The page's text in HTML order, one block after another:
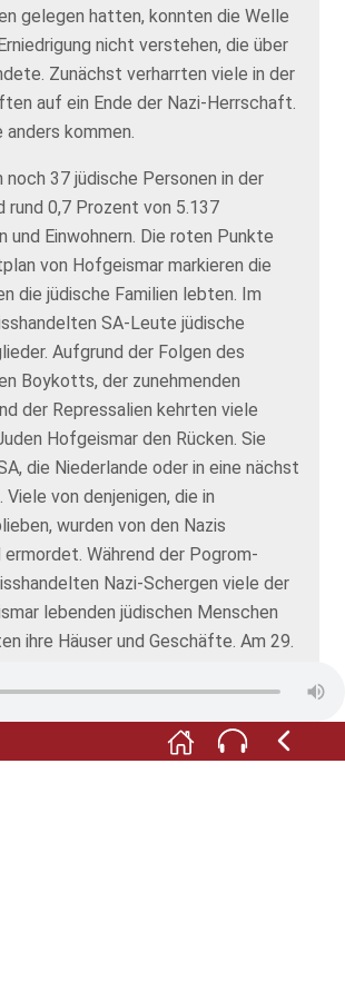
gelegen hatten, konnten die Welle
nicht verstehen, die über
Zunächst verharrten viele in der
auf ein Ende der Nazi-Herrschaft.
kommen.
37 jüdische Personen in der
rund 0,7 Prozent von 5.137
und Einwohnern. Die roten Punkte
von Hofgeismar markieren die
die jüdische Familien lebten. Im
SA-Leute jüdische
Aufgrund der Folgen des
Boykotts, der zunehmenden
der Repressalien kehrten viele
Hofgeismar den Rücken. Sie
die Niederlande oder in eine nächst
von denjenigen, die in
wurden von den Nazis
Während der Pogrom-
Nazi-Schergen viele der
lebenden jüdischen Menschen
ihre Häuser und Geschäfte. Am 29.
haben wir alle uns